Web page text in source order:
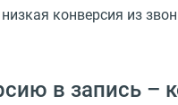
конверсия из
в запись –